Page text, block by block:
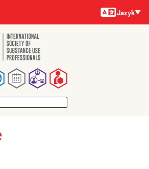
Jazyky
Jazyk